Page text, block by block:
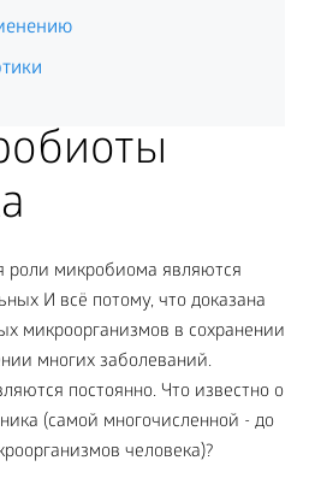
роли микробиома являются
И всё потому, что доказана
микроорганизмов в сохранении
многих заболеваний.
постоянно. Что известно о
(самой многочисленной - до
человека)?